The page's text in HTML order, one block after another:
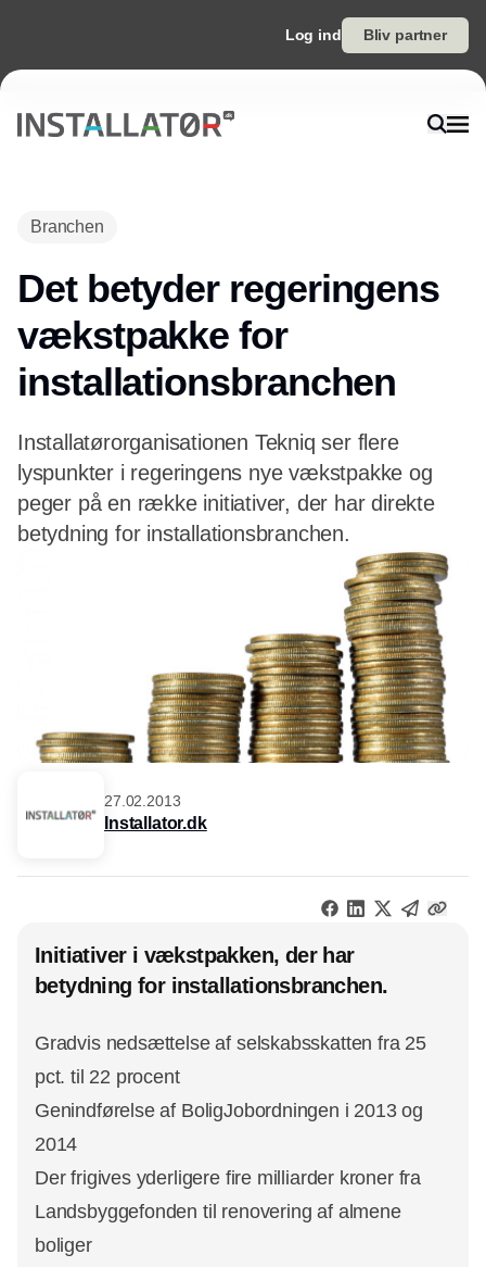
Log ind Bliv partner
Branchen
Det betyder regeringens
vækstpakke for
installationsbranchen
Installatørorganisationen Tekniq ser flere
lyspunkter i regeringens nye vækstpakke og
peger på en række initiativer, der har direkte
betydning for installationsbranchen.
27.02.2013
Installator.dk
Initiativer i vækstpakken, der har
betydning for installationsbranchen.
Gradvis nedsættelse af selskabsskatten fra 25
pct. til 22 procent
Genindførelse af BoligJobordningen i 2013 og
2014
Der frigives yderligere fire milliarder kroner fra
Landsbyggefonden til renovering af almene
boliger